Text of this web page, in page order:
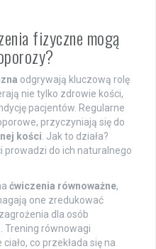
fizyczne mogą
odgrywają kluczową rolę
nie tylko zdrowie kości,
pacjentów. Regularne
przyczyniają się do
kości . Jak to działa?
prowadzi do ich naturalnego
ćwiczenia równoważne,
one zredukować
dla osób
Trening równowagi
co przekłada się na